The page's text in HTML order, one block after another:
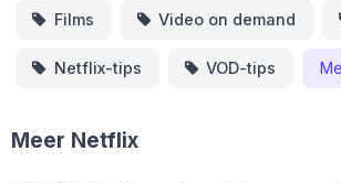
Films Video on demand
Netflix-tips VOD-tips
Meer Netflix